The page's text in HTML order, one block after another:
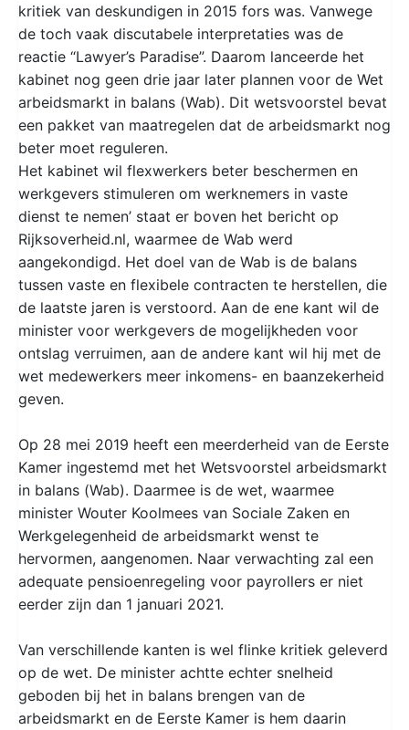
kritiek van deskundigen in 2015 fors was. Vanwege
de toch vaak discutabele interpretaties was de
reactie “Lawyer’s Paradise”. Daarom lanceerde het
kabinet nog geen drie jaar later plannen voor de Wet
arbeidsmarkt in balans (Wab). Dit wetsvoorstel bevat
een pakket van maatregelen dat de arbeidsmarkt nog
beter moet reguleren.
Het kabinet wil flexwerkers beter beschermen en
werkgevers stimuleren om werknemers in vaste
dienst te nemen’ staat er boven het bericht op
Rijksoverheid.nl, waarmee de Wab werd
aangekondigd. Het doel van de Wab is de balans
tussen vaste en flexibele contracten te herstellen, die
de laatste jaren is verstoord. Aan de ene kant wil de
minister voor werkgevers de mogelijkheden voor
ontslag verruimen, aan de andere kant wil hij met de
wet medewerkers meer inkomens- en baanzekerheid
geven.
Op 28 mei 2019 heeft een meerderheid van de Eerste
Kamer ingestemd met het Wetsvoorstel arbeidsmarkt
in balans (Wab). Daarmee is de wet, waarmee
minister Wouter Koolmees van Sociale Zaken en
Werkgelegenheid de arbeidsmarkt wenst te
hervormen, aangenomen. Naar verwachting zal een
adequate pensioenregeling voor payrollers er niet
eerder zijn dan 1 januari 2021.
Van verschillende kanten is wel flinke kritiek geleverd
op de wet. De minister achtte echter snelheid
geboden bij het in balans brengen van de
arbeidsmarkt en de Eerste Kamer is hem daarin